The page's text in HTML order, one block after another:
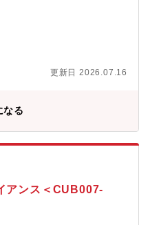
次世代電子パーツカタログ開
ス連携などの新技術を取り入
ます。担当領域を持って関係
ン事業を長きにわたって運営
うことで、業務効率化の推進
大を支える債権回収に携わる
方は実績とご希望に応じて赤
務を行わなず住宅ローンを提
ウハウを活かして、信用保証
始したモーゲージバンク事業
した。【同社の魅力】■同社
ュリティ・運用設計・DX推
く整備しつつ、企業と利用者
を長期的に築ける仕組みづくり
人ひとりの働きやすさ（EX）
組織でありたいと考えていま
組織における課題抽出からソ
用までを一気通貫で行う、テ
を担う担当です。◆営業活動
改善（BPR）◆営業活動の変
発管理/データ集計等の運営
当業務>・dポイント/d払い加
ューション商材の営業活動高
画、開発および運営業務にお
向や導入効果を見極め、短
更新日 2026.07.16
なる
アンス＜CUB007-